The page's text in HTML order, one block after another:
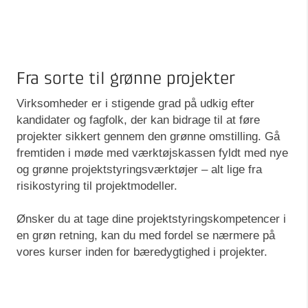
Fra sorte til grønne projekter
Virksomheder er i stigende grad på udkig efter
kandidater og fagfolk, der kan bidrage til at føre
projekter sikkert gennem den grønne omstilling. Gå
fremtiden i møde med værktøjskassen fyldt med nye
og grønne projektstyringsværktøjer – alt lige fra
risikostyring til projektmodeller.
Ønsker du at tage dine projektstyringskompetencer i
en grøn retning, kan du med fordel se nærmere på
vores kurser inden for bæredygtighed i projekter.